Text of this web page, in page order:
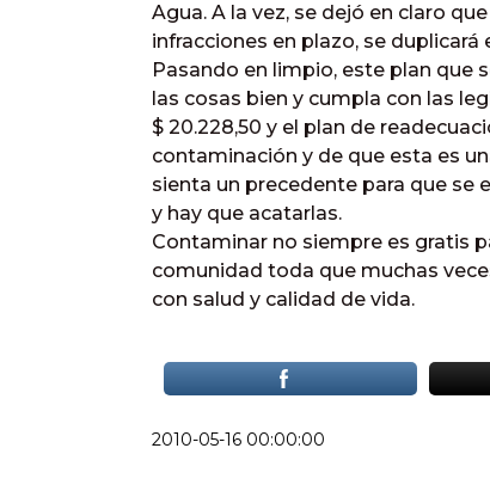
Agua. A la vez, se dejó en claro
infracciones en plazo, se
Pasando en limpio, este plan que
las cosas bien y cumpla con las
$ 20.228,50 y el plan de
contaminación y de que esta es
sienta un precedente para que se
y hay que acatarlas.
Contaminar no siempre es gratis
comunidad toda que muchas
con salud y calidad de vida.
2010-05-16 00:00:00